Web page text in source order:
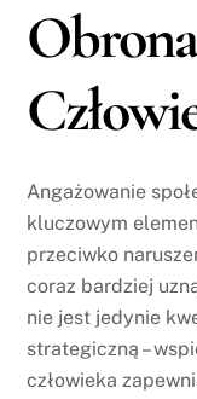
Angażowanie
kluczowym
przeciwko
coraz bardziej
nie jest jedynie
strategiczną –
człowieka